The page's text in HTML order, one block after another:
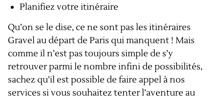
Planifiez votre itinéraire
Qu’on se le dise, ce ne sont pas les itinéraires
Gravel au départ de Paris qui manquent ! Mais
comme il n’est pas toujours simple de s’y
retrouver parmi le nombre infini de possibilités,
sachez qu’il est possible de faire appel à nos
services si vous souhaitez tenter l’aventure au